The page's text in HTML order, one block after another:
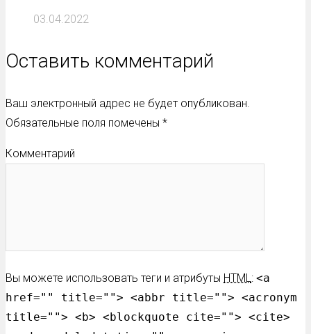
03.04.2022
Оставить комментарий
Ваш электронный адрес не будет опубликован.
Обязательные поля помечены *
Комментарий
Вы можете использовать теги и атрибуты HTML: <a
href="" title=""> <abbr title=""> <acronym
title=""> <b> <blockquote cite=""> <cite>